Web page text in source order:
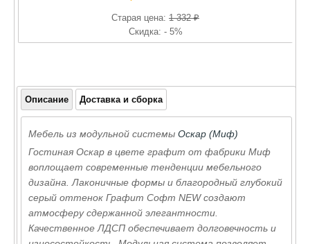
Старая цена: 1 332 ₽
Скидка: - 5%
Описание Доставка и сборка
Мебель из модульной системы Оскар (Миф)
Гостиная Оскар в цвете графит от фабрики Миф
воплощает современные тенденции мебельного
дизайна. Лаконичные формы и благородный глубокий
серый оттенок Графит Софт NEW создают
атмосферу сдержанной элегантности.
Качественное ЛДСП обеспечивает долговечность и